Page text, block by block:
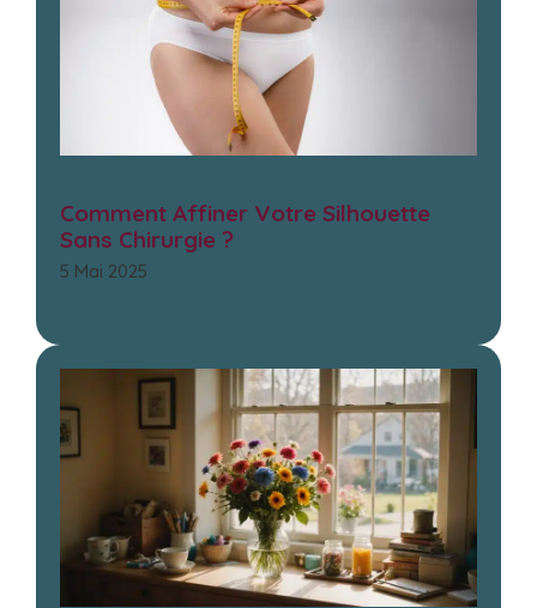
Comment Affiner Votre Silhouette
Sans Chirurgie ?
5 Mai 2025